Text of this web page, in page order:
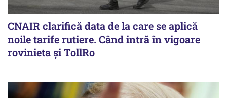
CNAIR clarifică data de la care se aplică
noile tarife rutiere. Când intră în vigoare
rovinieta și TollRo